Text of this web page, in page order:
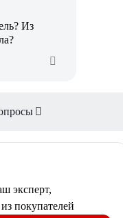
Из
эксперт,
покупателей